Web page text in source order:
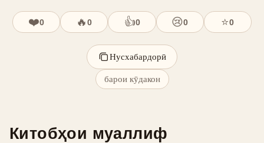
❤️0 🔥0 👍0 😢0 ⭐0
Нусхабардорӣ
барои кӯдакон
Китобҳои муаллиф